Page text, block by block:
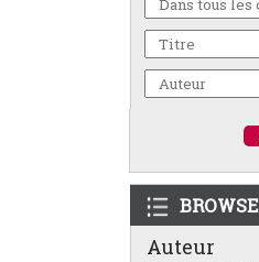
BROWSE
Auteur